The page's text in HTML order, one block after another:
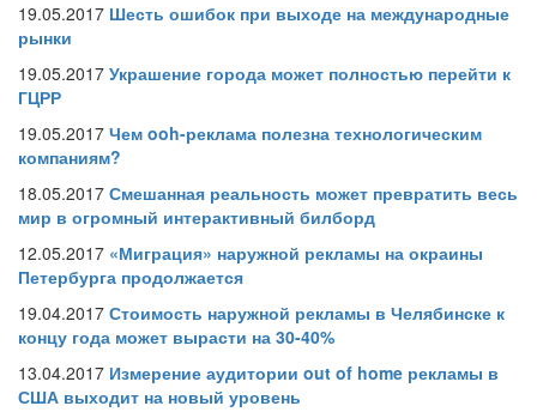
19.05.2017 Шесть ошибок при выходе на международные
рынки
19.05.2017 Украшение города может полностью перейти к
ГЦРР
19.05.2017 Чем ooh-реклама полезна технологическим
компаниям?
18.05.2017 Смешанная реальность может превратить весь
мир в огромный интерактивный билборд
12.05.2017 «Миграция» наружной рекламы на окраины
Петербурга продолжается
19.04.2017 Стоимость наружной рекламы в Челябинске к
концу года может вырасти на 30-40%
13.04.2017 Измерение аудитории out of home рекламы в
США выходит на новый уровень